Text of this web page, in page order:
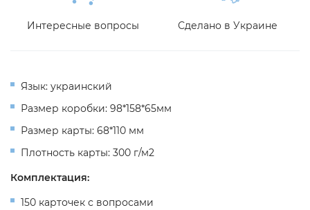
Интересные вопросы Сделано в Украине
Язык: украинский
Размер коробки: 98*158*65мм
Размер карты: 68*110 мм
Плотность карты: 300 г/м2
Комплектация:
150 карточек с вопросами